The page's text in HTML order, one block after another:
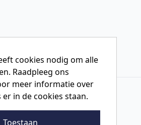
cookies nodig om alle
Raadpleeg ons
meer informatie over
in de cookies staan.
Toestaan